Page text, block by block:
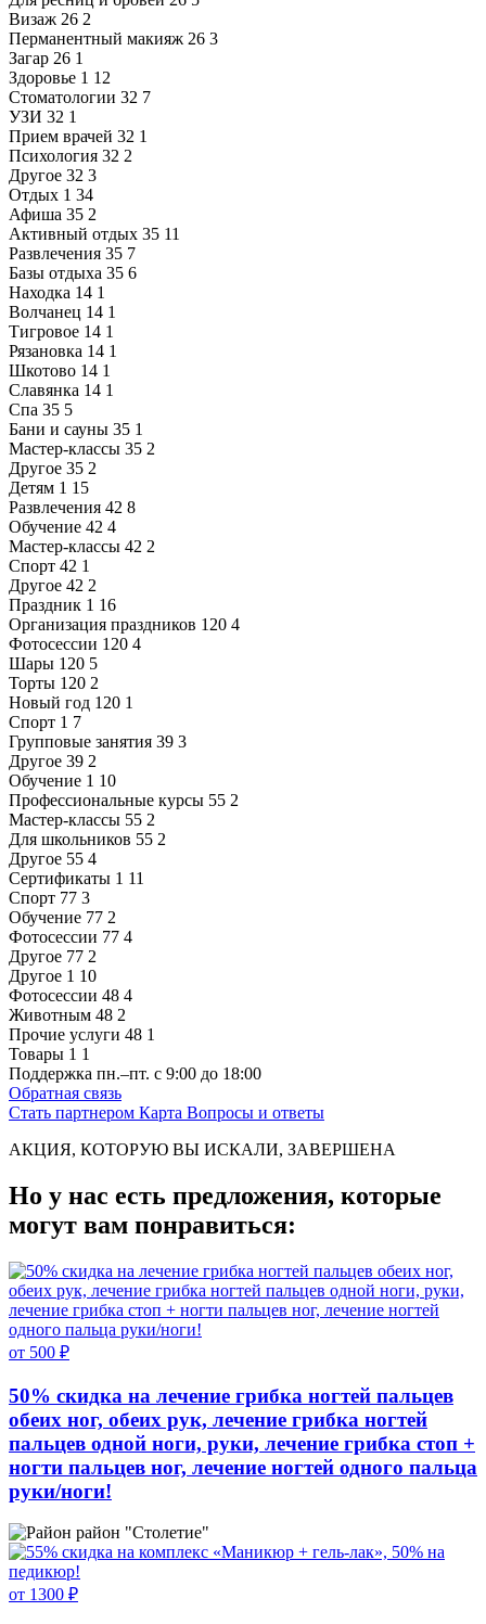
Визаж 26 2
Перманентный макияж 26 3
Загар 26 1
Здоровье 1 12
Стоматологии 32 7
УЗИ 32 1
Прием врачей 32 1
Психология 32 2
Другое 32 3
Отдых 1 34
Афиша 35 2
Активный отдых 35 11
Развлечения 35 7
Базы отдыха 35 6
Находка 14 1
Волчанец 14 1
Тигровое 14 1
Рязановка 14 1
Шкотово 14 1
Славянка 14 1
Спа 35 5
Бани и сауны 35 1
Мастер-классы 35 2
Другое 35 2
Детям 1 15
Развлечения 42 8
Обучение 42 4
Мастер-классы 42 2
Спорт 42 1
Другое 42 2
Праздник 1 16
Организация праздников 120 4
Фотосессии 120 4
Шары 120 5
Торты 120 2
Новый год 120 1
Спорт 1 7
Групповые занятия 39 3
Другое 39 2
Обучение 1 10
Профессиональные курсы 55 2
Мастер-классы 55 2
Для школьников 55 2
Другое 55 4
Сертификаты 1 11
Спорт 77 3
Обучение 77 2
Фотосессии 77 4
Другое 77 2
Другое 1 10
Фотосессии 48 4
Животным 48 2
Прочие услуги 48 1
Товары 1 1
Поддержка пн.–пт. с 9:00 до 18:00
Обратная связь
Стать партнером Карта Вопросы и ответы
АКЦИЯ, КОТОРУЮ ВЫ ИСКАЛИ, ЗАВЕРШЕНА
Но у нас есть предложения, которые
могут вам понравиться:
от 500 ₽
50% скидка на лечение грибка ногтей пальцев
обеих ног, обеих рук, лечение грибка ногтей
пальцев одной ноги, руки, лечение грибка стоп +
ногти пальцев ног, лечение ногтей одного пальца
руки/ноги!
район "Столетие"
от 1300 ₽